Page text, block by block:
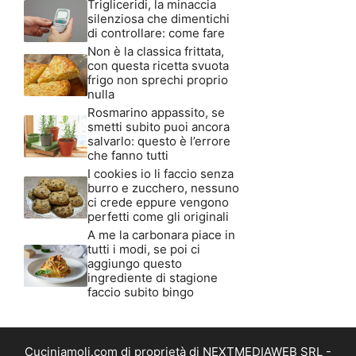
Trigliceridi, la minaccia
silenziosa che dimentichi
di controllare: come fare
Non è la classica frittata,
con questa ricetta svuota
frigo non sprechi proprio
nulla
Rosmarino appassito, se
smetti subito puoi ancora
salvarlo: questo è l’errore
che fanno tutti
I cookies io li faccio senza
burro e zucchero, nessuno
ci crede eppure vengono
perfetti come gli originali
A me la carbonara piace in
tutti i modi, se poi ci
aggiungo questo
ingrediente di stagione
faccio subito bingo
Cuciniamoli.com di proprietà di NEXTMEDIAWEB SRL -